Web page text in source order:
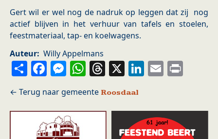
Gert wil er wel nog de nadruk op leggen dat zij nog
actief blijven in het verhuur van tafels en stoelen,
feestmateriaal, tap- en koelwagens.
Auteur Willy Appelmans
ShareFacebook
Messenger
WhatsApp
Threads
X LinkedIn
Email
Roosdaal